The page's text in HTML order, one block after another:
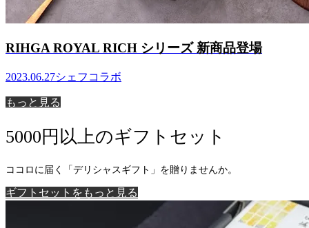
RIHGA ROYAL RICH シリーズ 新商品登場
2023.06.27シェフコラボ
もっと見る
5000円以上のギフトセット
ココロに届く「デリシャスギフト」を贈りませんか。
ギフトセットをもっと見る